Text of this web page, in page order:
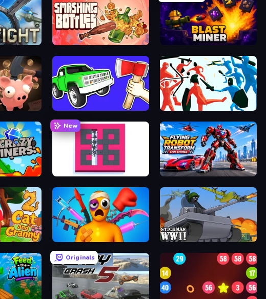
Smashing Bottles Blast Miner
Smash the Car to Pieces! Funny Battle Simulator
New
BreakStoneBALL Flying Robot Transform Car Games
Fun Ragdoll Challenge! Stickman WW2
Originals